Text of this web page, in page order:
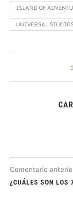
ISLAND OF
UNIVERSAL
Comentario
¿CUÁLES SON LOS